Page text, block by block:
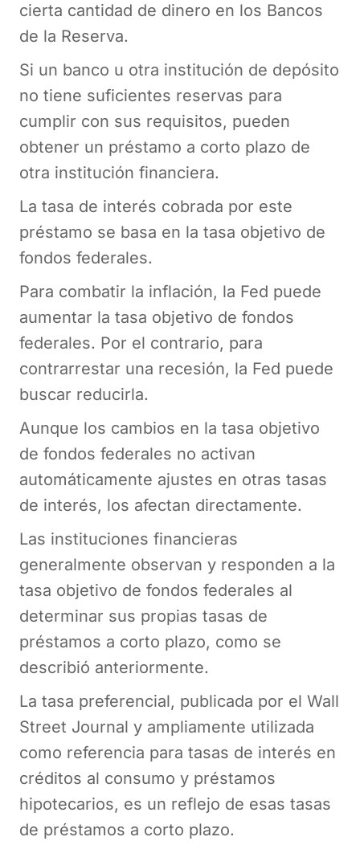
cierta cantidad de dinero en los Bancos
de la Reserva.
Si un banco u otra institución de depósito
no tiene suficientes reservas para
cumplir con sus requisitos, pueden
obtener un préstamo a corto plazo de
otra institución financiera.
La tasa de interés cobrada por este
préstamo se basa en la tasa objetivo de
fondos federales.
Para combatir la inflación, la Fed puede
aumentar la tasa objetivo de fondos
federales. Por el contrario, para
contrarrestar una recesión, la Fed puede
buscar reducirla.
Aunque los cambios en la tasa objetivo
de fondos federales no activan
automáticamente ajustes en otras tasas
de interés, los afectan directamente.
Las instituciones financieras
generalmente observan y responden a la
tasa objetivo de fondos federales al
determinar sus propias tasas de
préstamos a corto plazo, como se
describió anteriormente.
La tasa preferencial, publicada por el Wall
Street Journal y ampliamente utilizada
como referencia para tasas de interés en
créditos al consumo y préstamos
hipotecarios, es un reflejo de esas tasas
de préstamos a corto plazo.